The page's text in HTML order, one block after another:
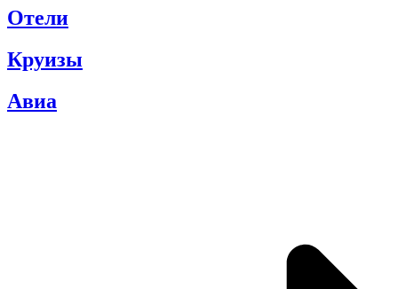
Отели
Круизы
Авиа